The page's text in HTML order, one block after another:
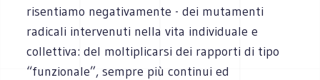
risentiamo negativamente - dei mutamenti
radicali intervenuti nella vita individuale e
collettiva: del moltiplicarsi dei rapporti di tipo
“funzionale”, sempre più continui ed